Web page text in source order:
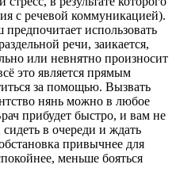
с речевой коммуникацией).
использовать
речи, заикается,
или невнятно произносит
это является прямым
за помощью. Вызвать
нянь можно в любое
прибудет быстро, и вам не
сидеть в очереди и ждать
привычнее для
меньше бояться